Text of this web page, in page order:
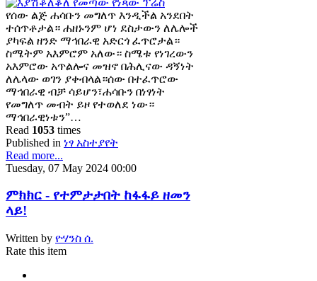
የሰው ልጅ ሐሳቡን መግለጥ እንዲችል አንደበት
ተሰጥቶታል። ሐዘኑንም ሆነ ደስታውን ለሌሎች
ያካፍል ዘንድ ማኅበራዊ አድርጎ ፈጥሮታል።
ስሜትም አእምሮም አለው። ስሜቱ የነገረውን
አእምሮው አጥልሎና መዝኖ በሕሊናው ዳኝነት
ለሌላው ወገን ያቀብላል።ሰው በተፈጥሮው
ማኅበራዊ ብቻ ሳይሆን፣ሐሳቡን በነፃነት
የመግለጥ መብት ይዞ የተወለደ ነው።
ማኅበራዊነቱን”…
Read 1053 times
Published in ነፃ አስተያየት
Read more...
Tuesday, 07 May 2024 00:00
ምክክር - የተምታታበት ከፋፋይ ዘመን
ላይ!
Written by ዮሃንስ ሰ.
Rate this item